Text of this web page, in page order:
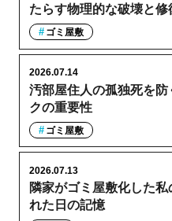
たらす物理的な破壊と修
ゴミ屋敷
汚部屋住人の孤独死を
クの重要性
2026.07.14
ゴミ屋敷
隣家がゴミ屋敷化した
れた日の記憶
2026.07.13